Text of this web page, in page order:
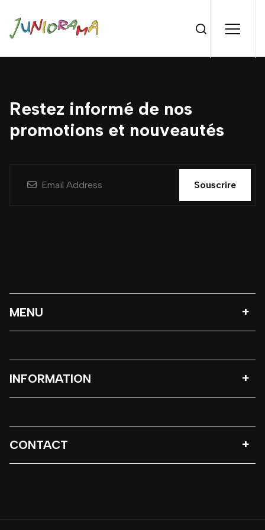
Restez informé de nos
promotions et nouveautés
Souscrire
MENU
INFORMATION
CONTACT